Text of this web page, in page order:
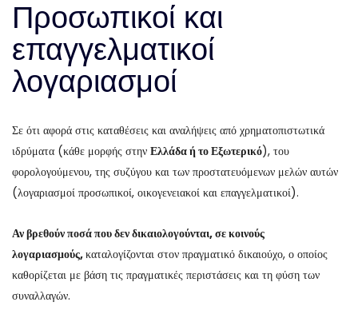
Προσωπικοί και
επαγγελματικοί
λογαριασμοί
Σε ότι αφορά στις καταθέσεις και αναλήψεις από χρηματοπιστωτικά
ιδρύματα (κάθε μορφής στην Ελλάδα ή το Εξωτερικό), του
φορολογούμενου, της συζύγου και των προστατευόμενων μελών αυτών
(λογαριασμοί προσωπικοί, οικογενειακοί και επαγγελματικοί).
Αν βρεθούν ποσά που δεν δικαιολογούνται, σε κοινούς
λογαριασμούς,καταλογίζονται στον πραγματικό δικαιούχο, ο οποίος
καθορίζεται με βάση τις πραγματικές περιστάσεις και τη φύση των
συναλλαγών.